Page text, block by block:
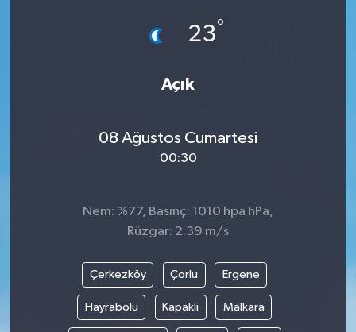
23°
Açık
08 Ağustos Cumartesi
00:30
Nem: %77, Basınç: 1010 hpa hPa,
Rüzgar: 2.39 m/s
Çerkezköy Çorlu Ergene
Hayrabolu Kapaklı Malkara